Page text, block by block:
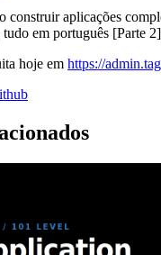
construir aplicações
em português [Parte
hoje em https://